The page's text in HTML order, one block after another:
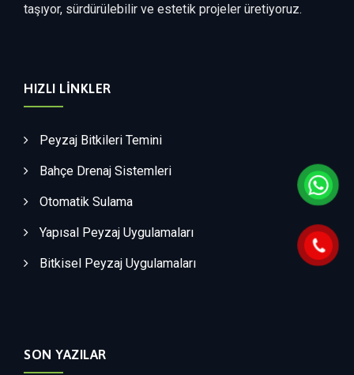
taşıyor, sürdürülebilir ve estetik projeler üretiyoruz.
HIZLI LINKLER
Peyzaj Bitkileri Temini
Bahçe Drenaj Sistemleri
Otomatik Sulama
Yapısal Peyzaj Uygulamaları
Bitkisel Peyzaj Uygulamaları
SON YAZILAR